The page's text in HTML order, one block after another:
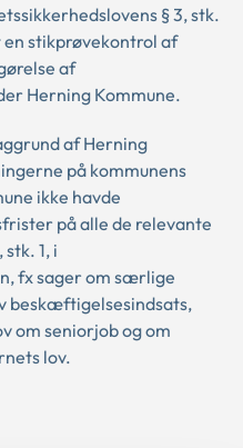
§ 3, stk.
stikprøvekontrol af
af
Herning Kommune.
af Herning
på kommunens
ikke havde
på alle de relevante
1, i
fx sager om særlige
beskæftigelsesindsats,
om seniorjob og om
lov.